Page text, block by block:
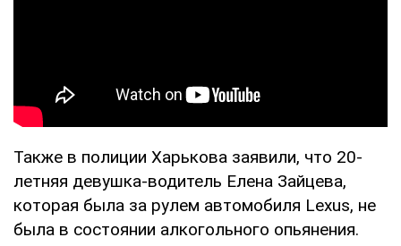
Также в полиции Харькова заявили, что 20-
летняя девушка-водитель Елена Зайцева,
которая была за рулем автомобиля Lexus, не
была в состоянии алкогольного опьянения.